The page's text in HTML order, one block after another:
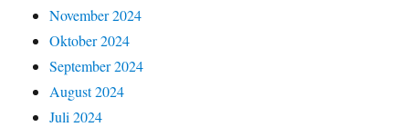
November 2024
Oktober 2024
September 2024
August 2024
Juli 2024